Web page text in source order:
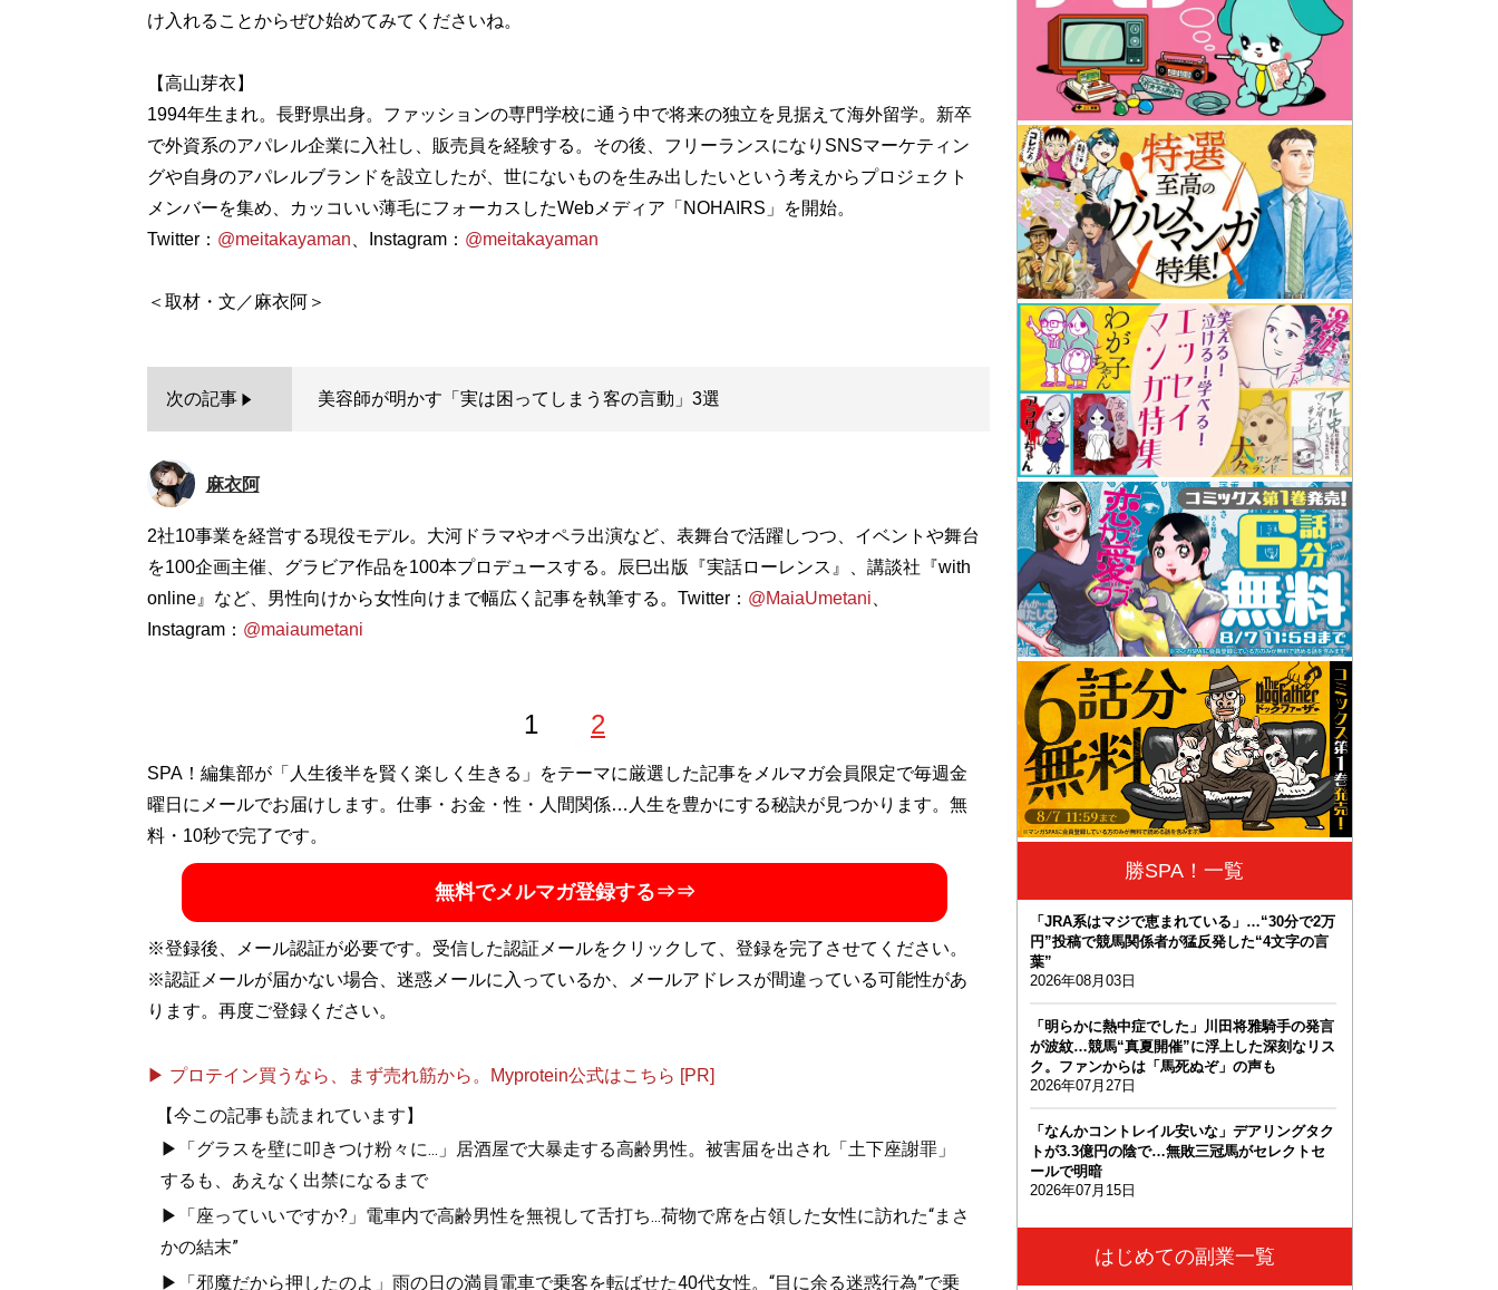
け入れることからぜひ始めてみてくださいね。
【高山芽衣】
1994年生まれ。長野県出身。ファッションの専門学校に通う中で将来の独立を見据えて海外留学。新卒
で外資系のアパレル企業に入社し、販売員を経験する。その後、フリーランスになりSNSマーケティン
グや自身のアパレルブランドを設立したが、世にないものを生み出したいという考えからプロジェクト
メンバーを集め、カッコいい薄毛にフォーカスしたWebメディア「NOHAIRS」を開始。
Twitter： @meitakayaman 、Instagram： @meitakayaman
次の記事 美容師が明かす「実は困ってしまう客の言動」3選
麻衣阿
2社10事業を経営する現役モデル。大河ドラマやオペラ出演など、表舞台で活躍しつつ、イベントや舞台
を100企画主催、グラビア作品を100本プロデュースする。辰巳出版『実話ローレンス』、講談社『with
online』など、男性向けから女性向けまで幅広く記事を執筆する。Twitter： @MaiaUmetani
Instagram： @maiaumetani
1 2
SPA！編集部が「人生後半を賢く楽しく生きる」をテーマに厳選した記事をメルマガ会員限定で毎週金
曜日にメールでお届けします。仕事・お金・性・人間関係…人生を豊かにする秘訣が見つかります。無
料・10秒で完了です。
無料でメルマガ登録する⇒⇒
※登録後、メール認証が必要です。受信した認証メールをクリックして、登録を完了させてください。
※認証メールが届かない場合、迷惑メールに入っているか、メールアドレスが間違っている可能性があ
ります。再度ご登録ください。
▶ プロテイン買うなら、まず売れ筋から。Myprotein公式はこちら [PR]
【今この記事も読まれています】
▶「グラスを壁に叩きつけ粉々に...」居酒屋で大暴走する高齢男性。被害届を出され「土下座謝罪」
するも、あえなく出禁になるまで
▶「座っていいですか?」電車内で高齢男性を無視して舌打ち...荷物で席を占領した女性に訪れた“まさ
かの結末”
▶「邪魔だから押したのよ」雨の日の満員電車で乗客を転ばせた40代女性。“目に余る迷惑行為”で乗
勝SPA！一覧
「JRA系はマジで恵まれている」…“30分で2万
円”投稿で競馬関係者が猛反発した“4文字の言
葉”
2026年08月03日
「明らかに熱中症でした」川田将雅騎手の発言
が波紋…競馬“真夏開催”に浮上した深刻なリス
ク。ファンからは「馬死ぬぞ」の声も
2026年07月27日
「なんかコントレイル安いな」デアリングタク
トが3.3億円の陰で…無敗三冠馬がセレクトセ
ールで明暗
2026年07月15日
はじめての副業一覧